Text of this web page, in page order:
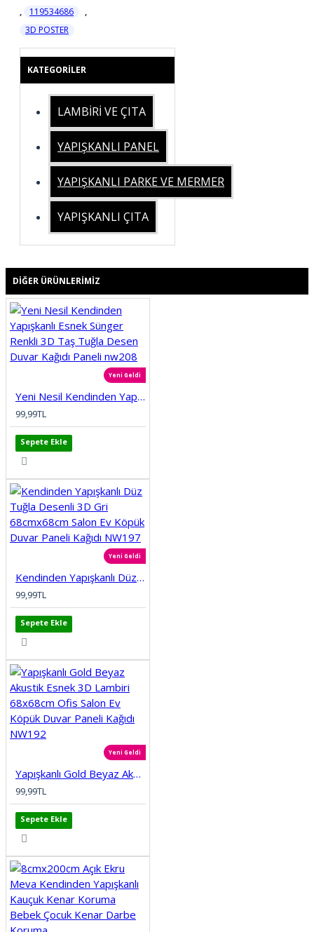
,
119534686
,
3D POSTER
KATEGORILER
LAMBİRİ VE ÇITA
YAPIŞKANLI PANEL
YAPIŞKANLI PARKE VE MERMER
YAPIŞKANLI ÇITA
DIĞER ÜRÜNLERIMIZ
Yeni Geldi
Yeni Nesil Kendinden Yapışkanlı Esnek Sünger Renkli 3D Taş Tuğla Desen Duvar Kağıdı Paneli nw208
99,99TL
Sepete Ekle
Yeni Geldi
Kendinden Yapışkanlı Düz Tuğla Desenli 3D Gri 68cmx68cm Salon Ev Köpük Duvar Paneli Kağıdı NW197
99,99TL
Sepete Ekle
Yeni Geldi
Yapışkanlı Gold Beyaz Akustik Esnek 3D Lambiri 68x68cm Ofis Salon Ev Köpük Duvar Paneli Kağıdı NW192
99,99TL
Sepete Ekle